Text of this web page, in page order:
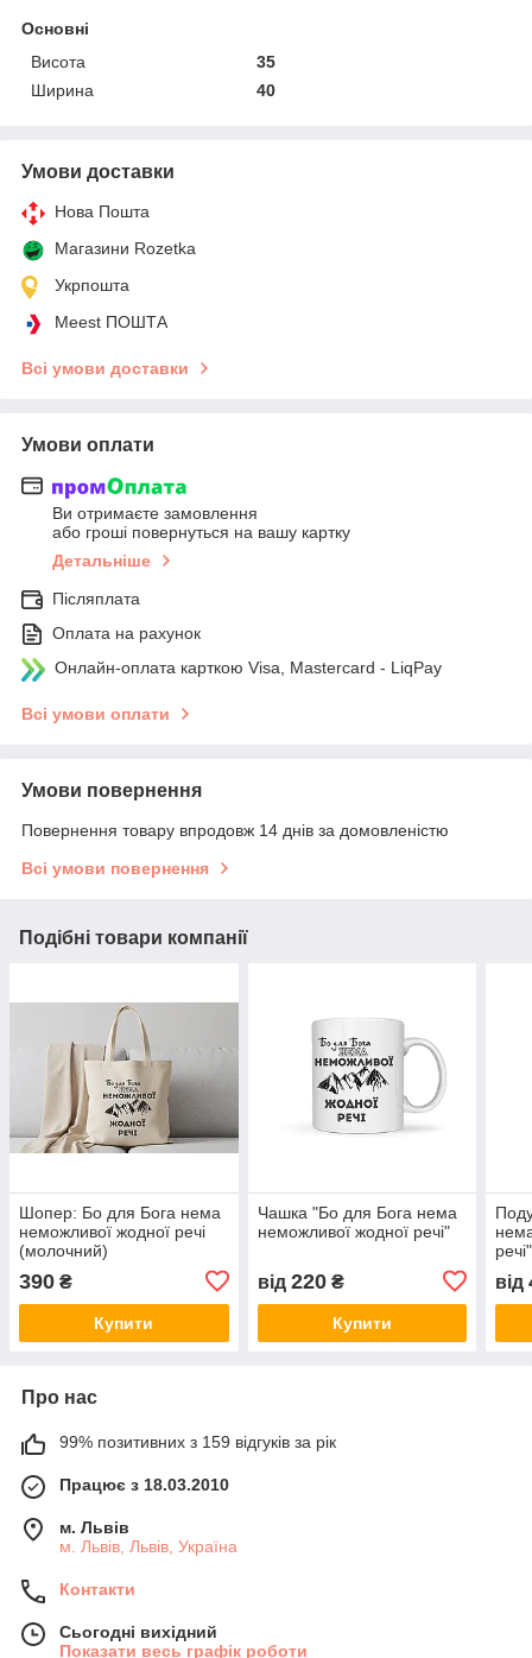
Основні
Висота
35
Ширина
40
Умови доставки
Нова Пошта
Магазини Rozetka
Укрпошта
Meest ПОШТА
Всі умови доставки
Умови оплати
Ви отримаєте замовлення
або гроші повернуться на вашу картку
Детальніше
Післяплата
Оплата на рахунок
Онлайн-оплата карткою Visa, Mastercard - LiqPay
Всі умови оплати
Умови повернення
Повернення товару впродовж 14 днів за домовленістю
Всі умови повернення
Подібні товари компанії
Шопер: Бо для Бога нема
неможливої жодної речі
(молочний)
390 ₴
Купити
Чашка "Бо для Бога нема
неможливої жодної речі"
від 220₴
Купити
речі"
від
Про нас
99% позитивних з 159 відгуків за рік
Працює з 18.03.2010
м. Львів
м. Львів, Львів, Україна
Контакти
Сьогодні вихідний
Показати весь графік роботи